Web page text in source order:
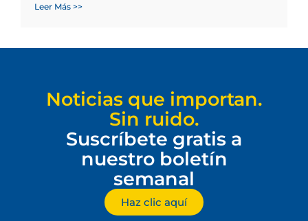
Leer Más >>
Noticias que importan.
Sin ruido.
Suscríbete gratis a
nuestro boletín
semanal
Haz clic aquí